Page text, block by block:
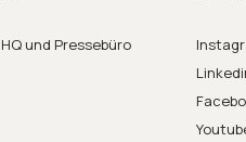
und Pressebüro